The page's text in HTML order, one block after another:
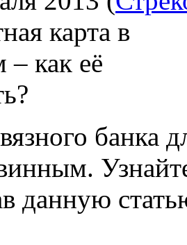
банка
данную